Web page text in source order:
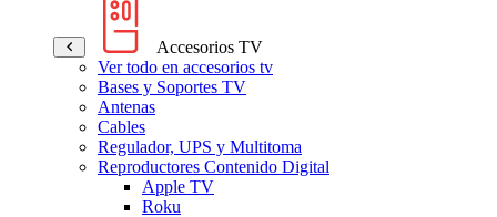
Accesorios TV
Ver todo en accesorios tv
Bases y Soportes TV
Antenas
Cables
Regulador, UPS y Multitoma
Reproductores Contenido Digital
Apple TV
Roku